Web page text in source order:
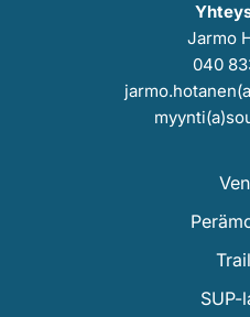
Jarmo
040
SUP-